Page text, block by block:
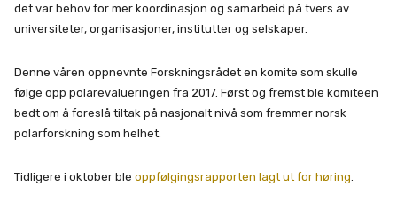
det var behov for mer koordinasjon og samarbeid på tvers av
universiteter, organisasjoner, institutter og selskaper.
Denne våren oppnevnte Forskningsrådet en komite som skulle
følge opp polarevalueringen fra 2017. Først og fremst ble komiteen
bedt om å foreslå tiltak på nasjonalt nivå som fremmer norsk
polarforskning som helhet.
Tidligere i oktober ble oppfølgingsrapporten lagt ut for høring